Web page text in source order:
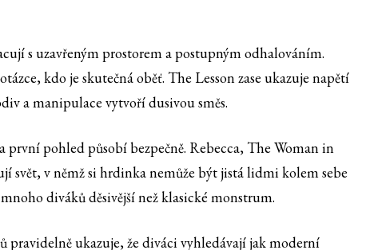
s uzavřeným prostorem a postupným odhalováním.
kdo je skutečná oběť. The Lesson zase ukazuje napětí
a manipulace vytvoří dusivou směs.
pohled působí bezpečně. Rebecca, The Woman in
svět, v němž si hrdinka nemůže být jistá lidmi kolem sebe
diváků děsivější než klasické monstrum.
pravidelně ukazuje, že diváci vyhledávají jak moderní